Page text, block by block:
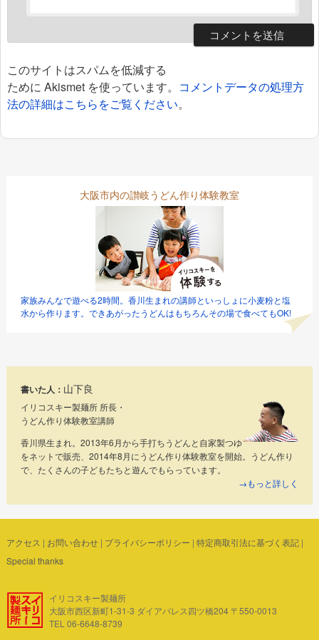
このサイトはスパムを低減する
ために Akismet を使っています。 コメントデータの処理方
法の詳細はこちらをご覧ください。
大阪市内の讃岐うどん作り体験教室
家族みんなで遊べる2時間。香川生まれの講師といっしょに小麦粉と塩
水から作ります。できあがったうどんはもちろんその場で食べてもOK!
書いた人： 山下良
イリコスキー製麺所 所長・
うどん作り体験教室講師
香川県生まれ。2013年6月から手打ちうどんと自家製つゆ
をネットで販売、2014年8月にうどん作り体験教室を開始。うどん作り
で、たくさんの子どもたちと遊んでもらっています。
→もっと詳しく
アクセス | お問い合わせ| プライバシーポリシー | 特定商取引法に基づく表記|
Special thanks
イリコスキー製麺所
大阪市西区新町1-31-3 ダイアパレス四ツ橋204 〒550-0013
TEL 06-6648-8739